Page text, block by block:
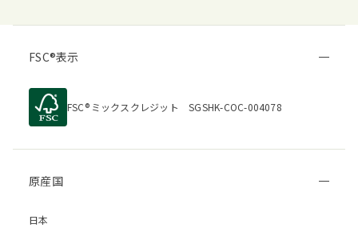
FSC 表示
FSC ミックスクレジット SGSHK-COC-004078
原産国
日本